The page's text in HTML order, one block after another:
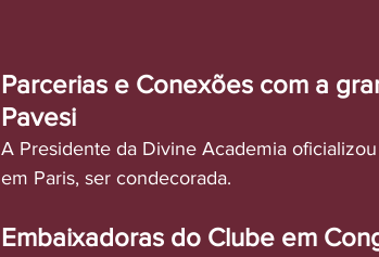
Parcerias e Conexões com a
Pavesi
A Presidente da Divine Academia
em Paris, ser condecorada.
Embaixadoras do Clube em